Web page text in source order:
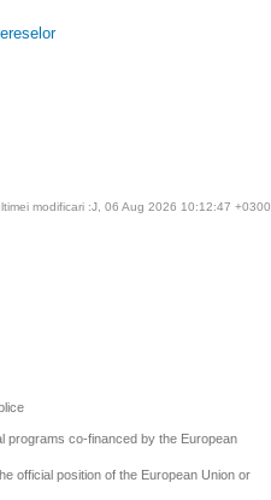
modificari :J, 06 Aug 2026 10:12:47 +0300
programs co-financed by the European
official position of the European Union or